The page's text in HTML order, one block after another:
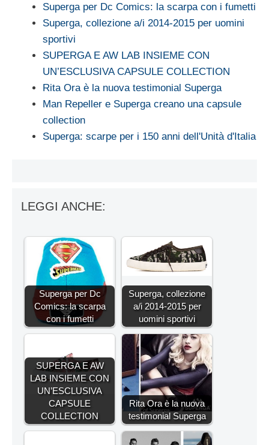
Superga per Dc Comics: la scarpa con i fumetti
Superga, collezione a/i 2014-2015 per uomini
sportivi
SUPERGA E AW LAB INSIEME CON
UN’ESCLUSIVA CAPSULE COLLECTION
Rita Ora è la nuova testimonial Superga
Man Repeller e Superga creano una capsule
collection
Superga: scarpe per i 150 anni dell'Unità d'Italia
LEGGI ANCHE:
Superga per Dc
Comics: la scarpa
con i fumetti
Superga, collezione
a/i 2014-2015 per
uomini sportivi
SUPERGA E AW
LAB INSIEME CON
UN’ESCLUSIVA
CAPSULE
COLLECTION
Rita Ora è la nuova
testimonial Superga